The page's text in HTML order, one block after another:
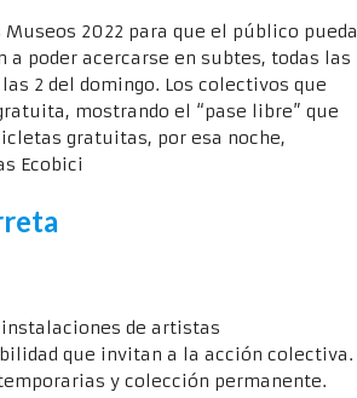
2022 para que el público pueda
poder acercarse en subtes, todas las
2 del domingo. Los colectivos que
mostrando el “pase libre” que
gratuitas, por esa noche,
Ecobici
de artistas
que invitan a la acción colectiva.
y colección permanente.